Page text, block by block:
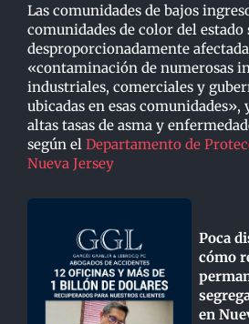
Las comunidades de bajos
comunidades de color del estado
desproporcionadamente
«contaminación de numerosas
industriales, comerciales y
ubicadas en esas comunidades»,
altas tasas de asma y
según el Departamento de
Nueva Jersey
Poca
cómo
en